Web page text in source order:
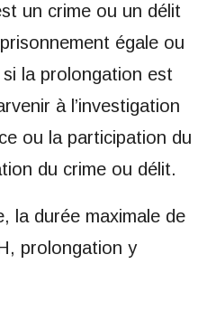
un crime ou un délit
égale ou
la prolongation est
à l’investigation
ou la participation du
du crime ou délit.
la durée maximale de
prolongation y